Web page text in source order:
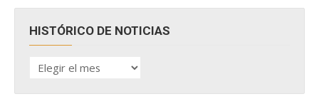
HISTÓRICO DE NOTICIAS
HISTÓRICO
DE